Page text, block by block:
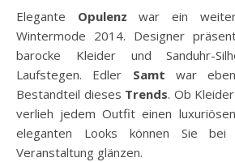
Elegante Opulenz war ein
Wintermode 2014. Designer
barocke Kleider und Sanduhr-
Laufstegen. Edler Samt war
Bestandteil dieses Trends. Ob
verlieh jedem Outfit einen
eleganten Looks können Sie bei
Veranstaltung glänzen.